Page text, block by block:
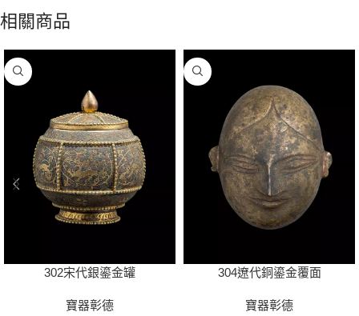
相關商品
302宋代銀鎏金罐
寶器彰德
304遼代銅鎏金覆面
寶器彰德